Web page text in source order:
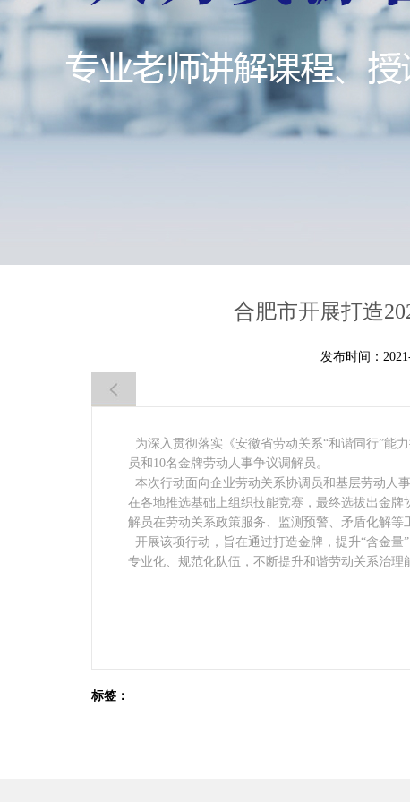
合肥市开展打造
发布时间：
为深入贯彻落实《安徽省劳动关系“和谐同行”能
员和10名金牌劳动人事争议调解员。
本次行动面向企业劳动关系协调员和基层劳动人
在各地推选基础上组织技能竞赛，最终选拔出金
解员在劳动关系政策服务、监测预警、矛盾化解等
开展该项行动，旨在通过打造金牌，提升“含金
专业化、规范化队伍，不断提升和谐劳动关系治理
标签：